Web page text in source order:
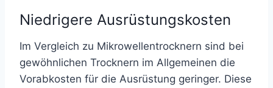
Niedrigere Ausrüstungskosten
Im Vergleich zu Mikrowellentrocknern sind bei
gewöhnlichen Trocknern im Allgemeinen die
Vorabkosten für die Ausrüstung geringer. Diese